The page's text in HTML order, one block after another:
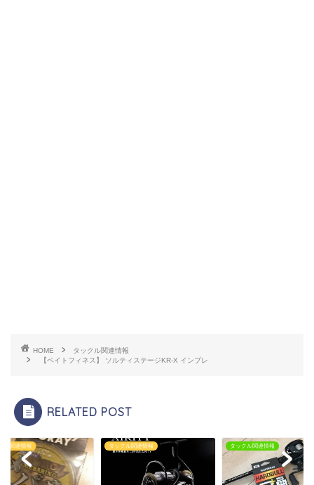
HOME
タックル関連情報
【ベイトフィネス】 ソルティステージKR-X インプレ
RELATED POST
ル関連情報 タックル関連情報 タックル関連情報